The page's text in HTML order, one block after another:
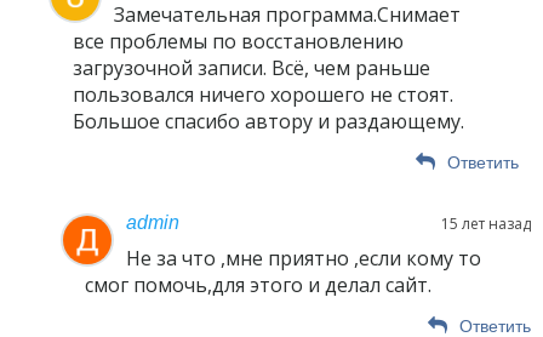
Замечательная программа.Снимает
все проблемы по восстановлению
загрузочной записи. Всё, чем раньше
пользовался ничего хорошего не стоят.
Большое спасибо автору и раздающему.
Ответить
admin 15 лет назад
Не за что ,мне приятно ,если кому то
смог помочь,для этого и делал сайт.
Ответить